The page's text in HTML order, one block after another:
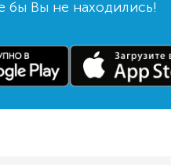
бы Вы не находились!